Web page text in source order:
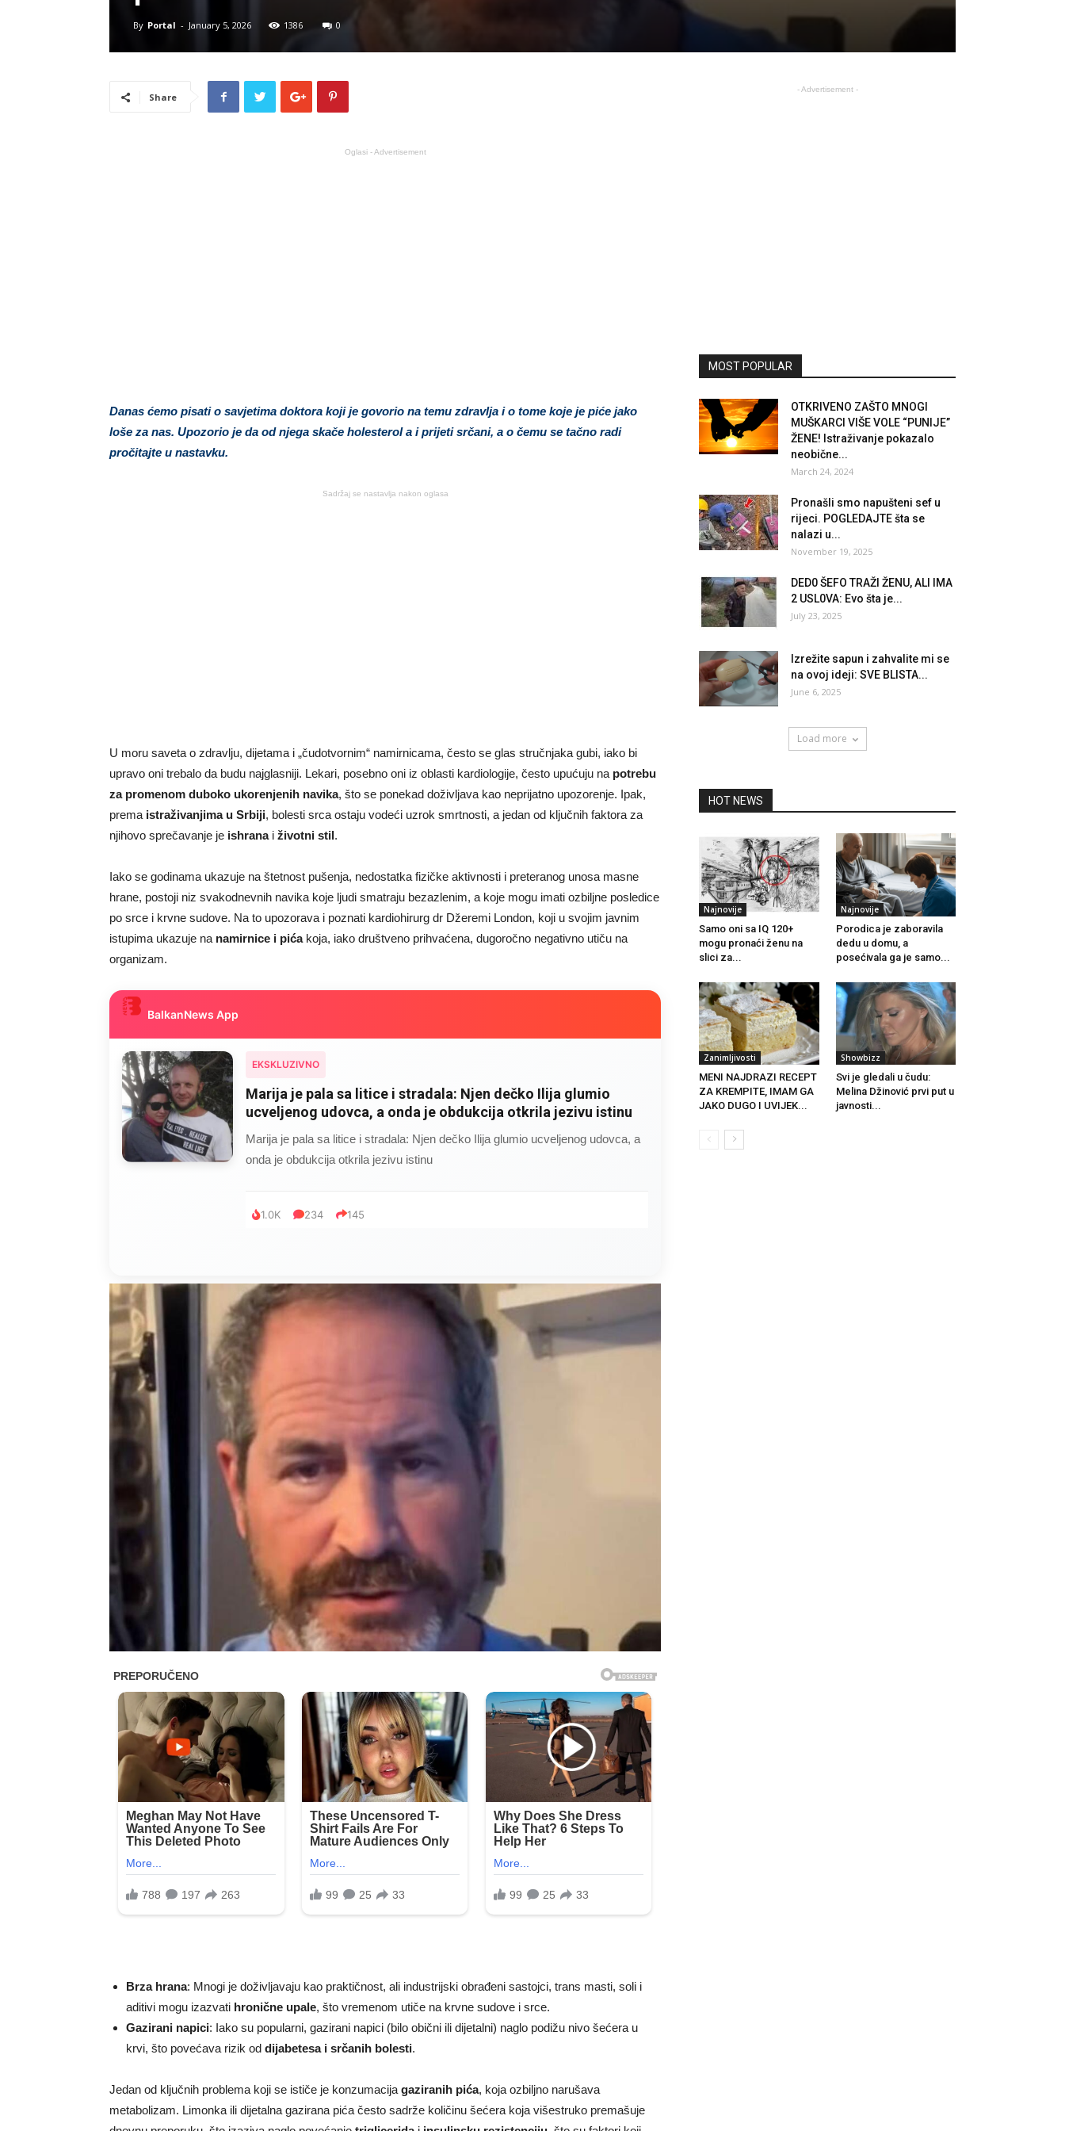
By Portal - January 5, 2026 1386 0
Share
Oglasi - Advertisement
Danas ćemo pisati o savjetima doktora koji je govorio na temu zdravlja i o tome koje je piće jako
loše za nas. Upozorio je da od njega skače holesterol a i prijeti srčani, a o čemu se tačno radi
pročitajte u nastavku.
Sadržaj se nastavlja nakon oglasa
U moru saveta o zdravlju, dijetama i „čudotvornim“ namirnicama, često se glas stručnjaka gubi, iako bi
upravo oni trebalo da budu najglasniji. Lekari, posebno oni iz oblasti kardiologije, često upućuju na potrebu
za promenom duboko ukorenjenih navika, što se ponekad doživljava kao neprijatno upozorenje. Ipak,
prema istraživanjima u Srbiji, bolesti srca ostaju vodeći uzrok smrtnosti, a jedan od ključnih faktora za
njihovo sprečavanje je ishranai životni stil.
Iako se godinama ukazuje na štetnost pušenja, nedostatka fizičke aktivnosti i preteranog unosa masne
hrane, postoji niz svakodnevnih navika koje ljudi smatraju bezazlenim, a koje mogu imati ozbiljne posledice
po srce i krvne sudove. Na to upozorava i poznati kardiohirurg dr Džeremi London, koji u svojim javnim
istupima ukazuje na namirnice i pićakoja, iako društveno prihvaćena, dugoročno negativno utiču na
organizam.
EKSKLUZIVNO
Kad se Marin suprug razbolio ona ga kupala, pelene mu
mijenjala: Jedno jutro je poslao po čokoladu..
Kad se Marin suprug razbolio ona ga kupala, pelene mu mijenjala: Jedno jutro
je poslao po čokoladu..
999 321 234
Brza hrana: Mnogi je doživljavaju kao praktičnost, ali industrijski obrađeni sastojci, trans masti, soli i
aditivi mogu izazvati hronične upale, što vremenom utiče na krvne sudove i srce.
Gazirani napici: Iako su popularni, gazirani napici (bilo obični ili dijetalni) naglo podižu nivo šećera u
krvi, što povećava rizik od dijabetesa i srčanih bolesti.
Jedan od ključnih problema koji se ističe je konzumacija gaziranih pića, koja ozbiljno narušava
metabolizam. Limonka ili dijetalna gazirana pića često sadrže količinu šećera koja višestruko premašuje
- Advertisement -
MOST POPULAR
OTKRIVENO ZAŠTO MNOGI
MUŠKARCI VIŠE VOLE “PUNIJE”
ŽENE! Istraživanje pokazalo
neobične...
March 24, 2024
Pronašli smo napušteni sef u
rijeci. POGLEDAJTE šta se
nalazi u...
November 19, 2025
DED0 ŠEFO TRAŽI ŽENU, ALI IMA
2 USL0VA: Evo šta je...
July 23, 2025
Izrežite sapun i zahvalite mi se
na ovoj ideji: SVE BLISTA...
June 6, 2025
Load more
HOT NEWS
Najnovije
Samo oni sa IQ 120+
mogu pronaći ženu na
slici za...
Najnovije
Porodica je zaboravila
dedu u domu, a
posećivala ga je samo...
Zanimljivosti
MENI NAJDRAZI RECEPT
ZA KREMPITE, IMAM GA
JAKO DUGO I UVIJEK...
Showbizz
Svi je gledali u čudu:
Melina Džinović prvi put u
javnosti...